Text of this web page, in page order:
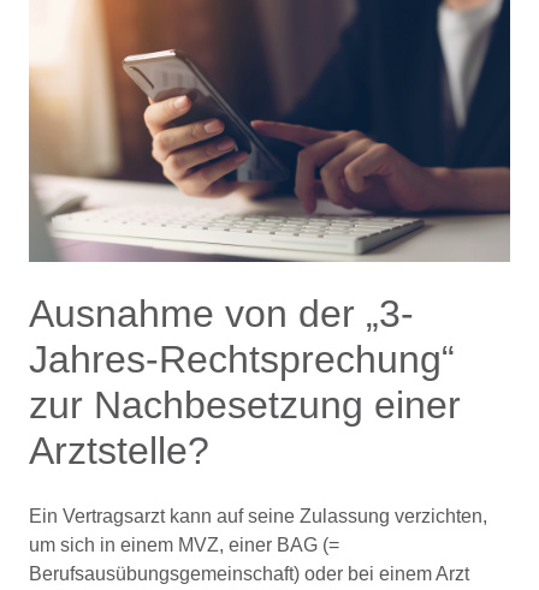
Ausnahme von der „3-
Jahres-Rechtsprechung“
zur Nachbesetzung einer
Arztstelle?
Ein Vertragsarzt kann auf seine Zulassung verzichten,
um sich in einem MVZ, einer BAG (=
Berufsausübungsgemeinschaft) oder bei einem Arzt